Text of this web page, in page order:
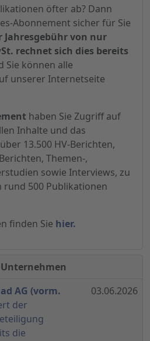
öfter ab? Dann
Abonnement sicher für Sie
Jahresgebühr von nur
rechnet sich dies bereits
Sie können alle
unserer Internetseite
haben Sie Zugriff auf
Inhalte und das
13.500 HV-Berichten,
Themen-,
sowie Interviews, zu
500 Publikationen
finden Sie hier.
AG (vorm.
der
die
03.06.2026